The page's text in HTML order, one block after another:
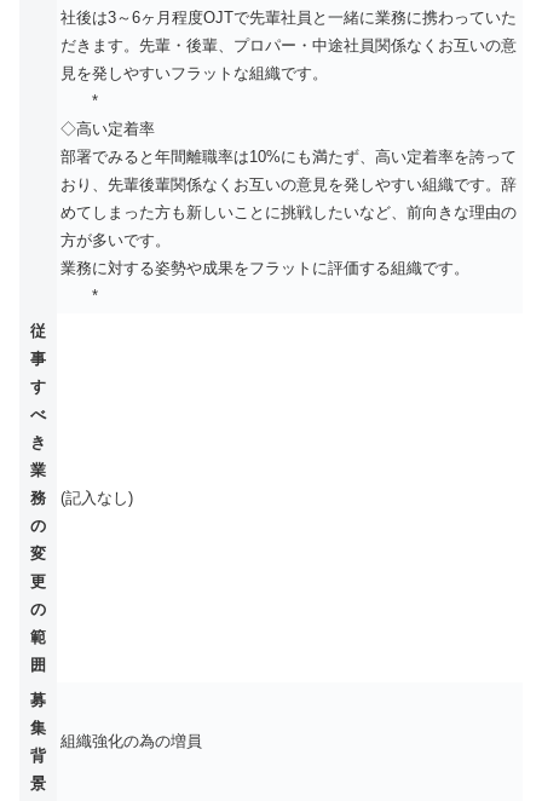
社後は3～6ヶ月程度OJTで先輩社員と一緒に業務に携わっていた
だきます。先輩・後輩、プロパー・中途社員関係なくお互いの意
見を発しやすいフラットな組織です。
*
◇高い定着率
部署でみると年間離職率は10%にも満たず、高い定着率を誇って
おり、先輩後輩関係なくお互いの意見を発しやすい組織です。辞
めてしまった方も新しいことに挑戦したいなど、前向きな理由の
方が多いです。
業務に対する姿勢や成果をフラットに評価する組織です。
*
従
事
す
べ
き
業
務
の
変
更
の
範
囲
(記入なし)
募
集
背
景
組織強化の為の増員